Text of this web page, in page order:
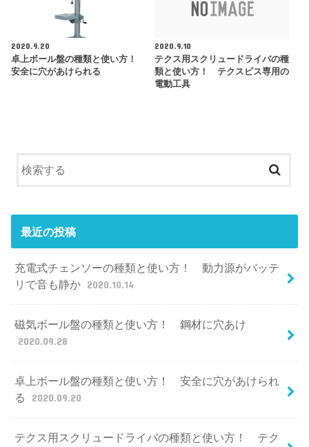
2020.9.20
卓上ボール盤の種類と使い方！
安全に穴があけられる
2020.9.10
テクス用スクリュードライバの種
類と使い方！ テクスビス専用の
電動工具
最近の投稿
充電式チェンソーの種類と使い方！ 動力源がバッテ
リで音も静か 2020.10.14
磁気ボール盤の種類と使い方！ 鋼材に穴あけ
2020.09.28
卓上ボール盤の種類と使い方！ 安全に穴があけられ
る
2020.09.20
テクス用スクリュードライバの種類と使い方！ テク